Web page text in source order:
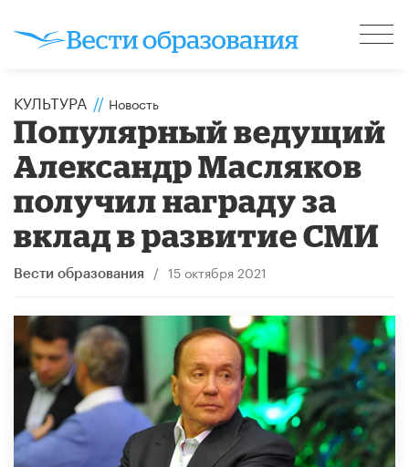
КУЛЬТУРА // Новость
Популярный ведущий
Александр Масляков
получил награду за
вклад в развитие СМИ
Вести образования / 15 октября 2021